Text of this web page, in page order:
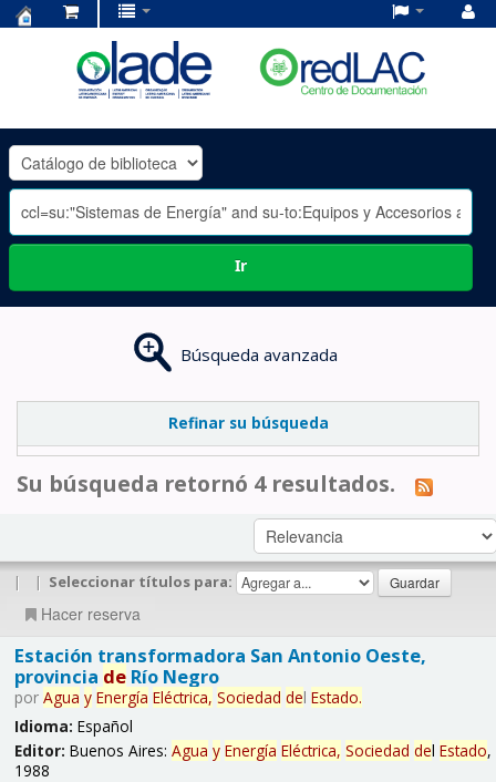
OLADE
-
Ir
Búsqueda avanzada
Refinar su búsqueda
Su búsqueda retornó 4 resultados.
| | Seleccionar títulos para:
Hacer reserva
Estación transformadora San Antonio Oeste,
provincia deRío Negro
por Agua y Energía Eléctrica, Sociedad del Estado.
Idioma: Español
Editor: Buenos Aires: Agua y Energía Eléctrica, Sociedad del Estado,
1988